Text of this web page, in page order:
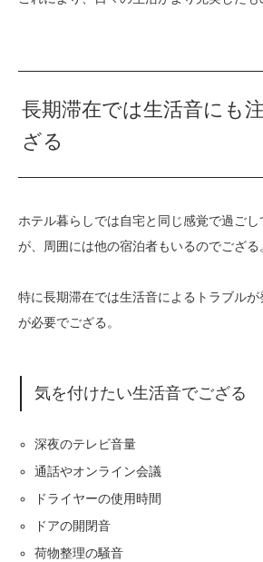
長期滞在では生活音にも
ざる
ホテル暮らしでは自宅と同じ感覚で過ご
が、周囲には他の宿泊者もいるのでござる
特に長期滞在では生活音によるトラブル
が必要でござる。
気を付けたい生活音でござる
深夜のテレビ音量
通話やオンライン会議
ドライヤーの使用時間
ドアの開閉音
荷物整理の騒音